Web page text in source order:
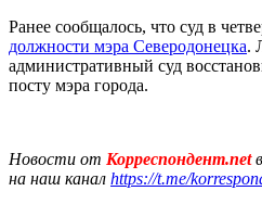
Ранее сообщалось, что суд в
должности мэра Северодонецка.
административный суд
посту мэра города.
Новости от Корреспондент.net
на наш канал https://t.me/